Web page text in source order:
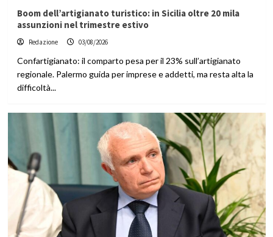
Boom dell’artigianato turistico: in Sicilia oltre 20 mila
assunzioni nel trimestre estivo
Redazione 03/08/2026
Confartigianato: il comparto pesa per il 23% sull’artigianato
regionale. Palermo guida per imprese e addetti, ma resta alta la
difficoltà...